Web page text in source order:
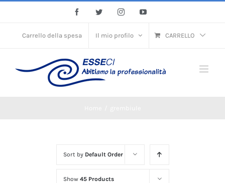
content
FacebookTwitter InstagramYouTube
Carrello della spesa Il mio profilo CARRELLO
Sort by Default Order
Show 45 Products